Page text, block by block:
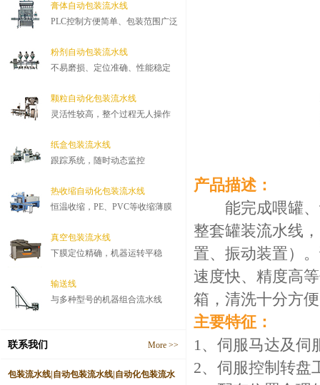
膏体自动包装流水线
PLC控制方便简单、包装范围广泛
粉剂自动包装流水线
不易磨损、定位准确、性能稳定
颗粒自动化包装流水线
灵活性较高，整个过程无人操作
纸盒包装流水线
跟踪系统，随时动态监控
热收缩自动化包装流水线
恒温收缩，PE、PVC等收缩薄膜
真空包装流水线
下膜定位精确，机器运转平稳
输送线
与多种型号的机器组合流水线
联系我们 More >>
包装流水线|自动包装流水线|自动化包装流水
产品描述：
能完成喂罐、
整套罐装流水线
置、振动装置）
速度快、精度高
箱，清洗十分方
主要特征：
1、伺服马达及伺
2、伺服控制转盘